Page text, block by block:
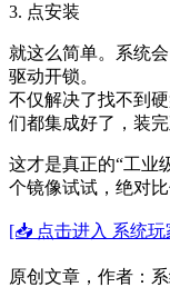
3. 点安装
就这么简单。系统
驱动开锁。
不仅解决了找不到
们都集成好了，装完
这才是真正的“工业
个镜像试试，绝对
[📥 点击进入 系统
原创文章，作者：